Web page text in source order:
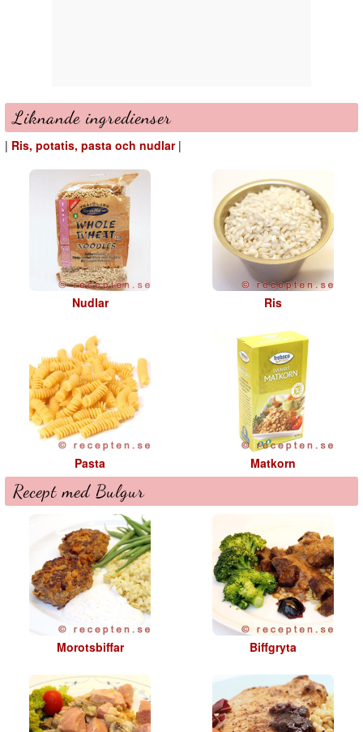
Liknande ingredienser
| Ris, potatis, pasta och nudlar|
Nudlar Ris
Pasta Matkorn
Recept med Bulgur
Morotsbiffar Biffgryta